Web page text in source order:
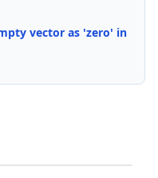
vector as 'zero' in